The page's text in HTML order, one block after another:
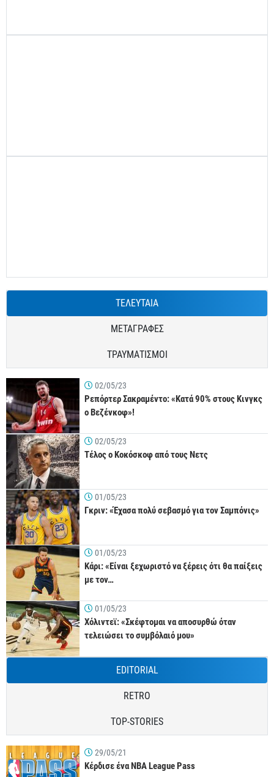
ΤΕΛΕΥΤΑΙΑ
ΜΕΤΑΓΡΑΦΕΣ
ΤΡΑΥΜΑΤΙΣΜΟΙ
02/05/23
Ρεπόρτερ Σακραμέντο: «Κατά 90% στους Κινγκς
ο Βεζένκοφ»!
02/05/23
Τέλος ο Κοκόσκοφ από τους Νετς
01/05/23
Γκριν: «Έχασα πολύ σεβασμό για τον Σαμπόνις»
01/05/23
Κάρι: «Είναι ξεχωριστό να ξέρεις ότι θα παίξεις
με τον…
01/05/23
Χόλιντεϊ: «Σκέφτομαι να αποσυρθώ όταν
τελειώσει το συμβόλαιό μου»
EDITORIAL
RETRO
TOP-STORIES
29/05/21
Κέρδισε ένα NBA League Pass